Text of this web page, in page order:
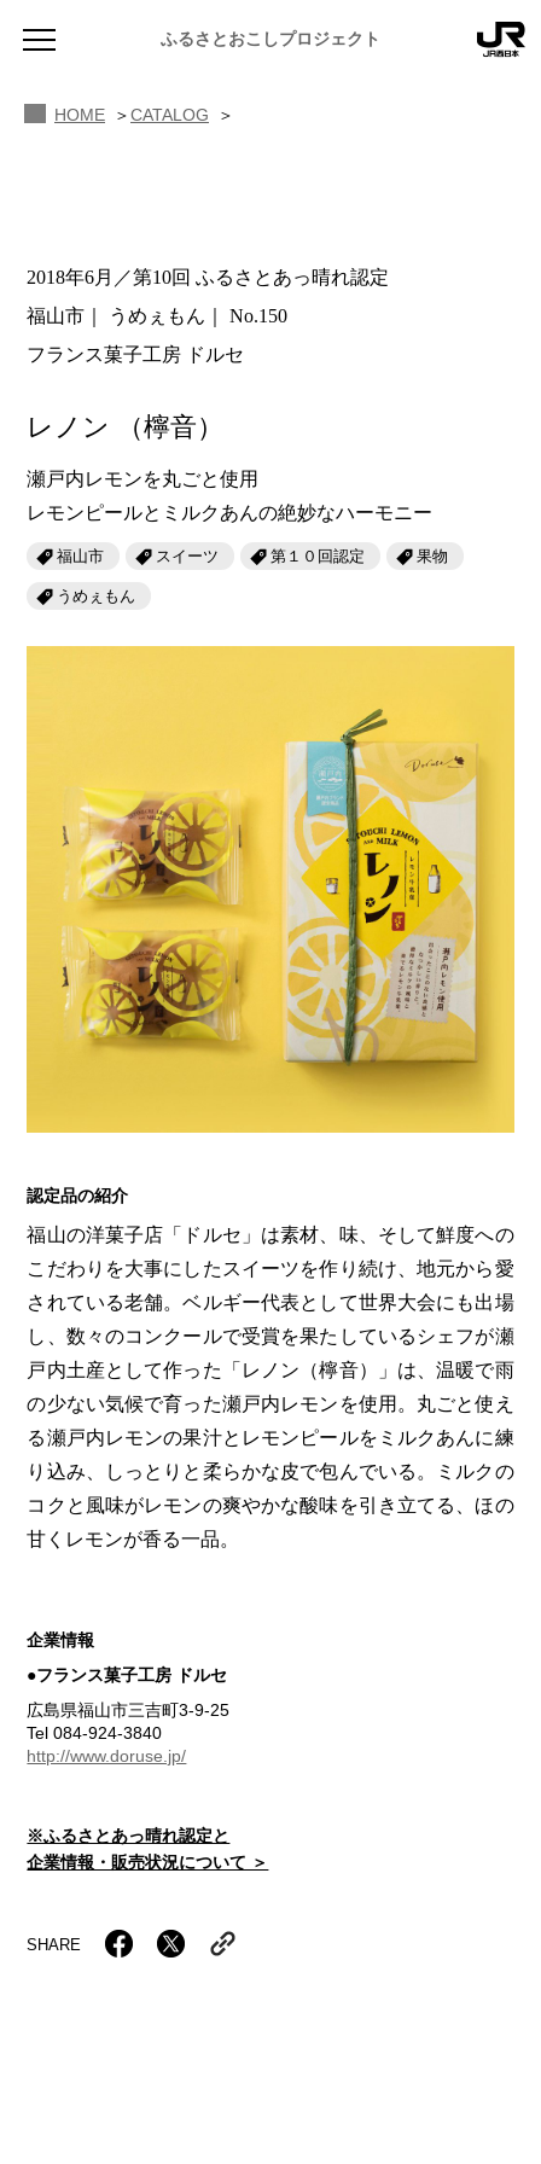
ふるさとおこしプロジェクト
お知らせ
ふるさと文庫
ふるさと散歩
JR西日本グループのおみやげ開発
岡山育ちのアイスバー
雑貨シリーズ
恋するジャージー 瀬戸田レモン
蒜山ショコラ
蒜山ショコラクッキーズ
せとうちのおいしいシリーズ
生スフレ ふわり～ぬ
せとうちの果実 チューハイ
ふるさとあっ晴れ認定
カテゴリー・タグ・キーワードから探す
第16回 Re： 第15回 未来へつなぐ人
第14回 持続と進化 第13回 せとうちの海を育む山々
第11回 せとうち
第10回 岡山・備後の果物 第9回 岡山・備後のうめぇもん
第8回 岡山市 第7回 美作市/西粟倉村/奈義町/勝央町
津山市/鏡野町/吉備中央町/久米南町/美咲町
第4回 倉敷市/玉野市/浅口市/里庄町 第3回 尾道市/福山市/笠岡市/府中市
第2回 真庭市/新庄村
ふるさとあっ晴れ認定とは デジタルカタログ
SAKU美SAKU楽
SETOUCHI TRAIN
La Malle de Bois
地酒列車
スローライフ列車
ふるさとおこしプロジェクトとは
活動内容
HOME CATALOG
2018年6月／第10回 ふるさとあっ晴れ認定
福山市
うめぇもん
No.150
フランス菓子工房 ドルセ
レノン （檸音）
瀬戸内レモンを丸ごと使用
レモンピールとミルクあんの絶妙なハーモニー
福山市 スイーツ 第１０回認定 果物
うめぇもん
認定品の紹介
福山の洋菓子店「ドルセ」は素材、味、そして鮮度への
こだわりを大事にしたスイーツを作り続け、地元から愛
されている老舗。ベルギー代表として世界大会にも出場
し、数々のコンクールで受賞を果たしているシェフが瀬
戸内土産として作った「レノン（檸音）」は、温暖で雨
の少ない気候で育った瀬戸内レモンを使用。丸ごと使え
る瀬戸内レモンの果汁とレモンピールをミルクあんに練
り込み、しっとりと柔らかな皮で包んでいる。ミルクの
コクと風味がレモンの爽やかな酸味を引き立てる、ほの
甘くレモンが香る一品。
企業情報
●フランス菓子工房 ドルセ
広島県福山市三吉町3-9-25
Tel 084-924-3840
http://www.doruse.jp/
※ふるさとあっ晴れ認定と
企業情報・販売状況について ＞
SHARE